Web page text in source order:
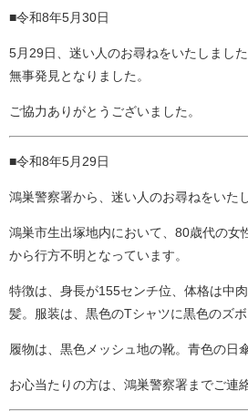
■令和8年5月30日
5月29日、迷い人のお尋ねをいたしまし
無事発見となりました。
ご協力ありがとうございました。
■令和8年5月29日
鴻巣警察署から、迷い人のお尋ねをいた
鴻巣市生出塚地内において、80歳代の女
から行方不明となっています。
特徴は、身長が155センチ位、体格は中
髪。服装は、黒色のTシャツに黒色のズボ
履物は、黒色メッシュ地の靴。青色の日
お心当たりの方は、鴻巣警察署までご連